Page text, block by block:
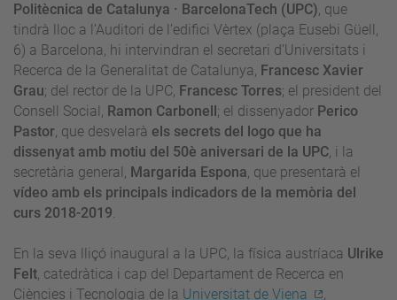
Politècnica de Catalunya · BarcelonaTech (UPC), que
tindrà lloc a l’Auditori de l’edifici Vèrtex (plaça Eusebi Güell,
6) a Barcelona, hi intervindran el secretari d’Universitats i
Recerca de la Generalitat de Catalunya, Francesc Xavier
Grau; del rector de la UPC, Francesc Torres; el president del
Consell Social, Ramon Carbonell ; el dissenyador Perico
Pastor, que desvelarà els secrets del logo que ha
dissenyat amb motiu del 50è aniversari de la UPC, i la
secretària general, Margarida Espona, que presentarà el
vídeo amb els principals indicadors de la memòria del
curs 2018-2019.
En la seva lliçó inaugural a la UPC, la física austríaca Ulrike
Felt, catedràtica i cap del Departament de Recerca en
Ciències i Tecnologia de la Universitat de Viena
,